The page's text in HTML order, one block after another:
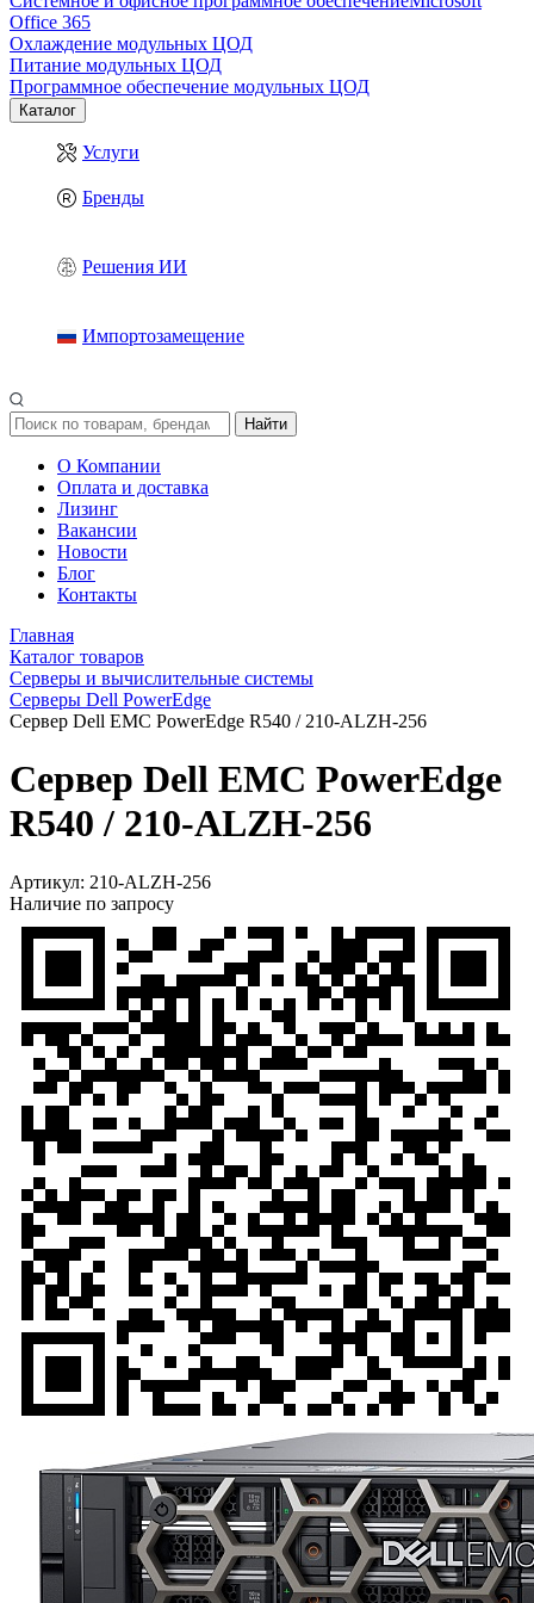
Office 365
Охлаждение модульных ЦОД
Питание модульных ЦОД
Программное обеспечение модульных ЦОД
Каталог
Услуги
Бренды
Решения ИИ
Импортозамещение
Найти
О Компании
Оплата и доставка
Лизинг
Вакансии
Новости
Блог
Контакты
Главная
Каталог товаров
Серверы и вычислительные системы
Серверы Dell PowerEdge
Сервер Dell EMC PowerEdge R540 / 210-ALZH-256
Сервер Dell EMC PowerEdge
R540 / 210-ALZH-256
Артикул: 210-ALZH-256
Наличие по запросу